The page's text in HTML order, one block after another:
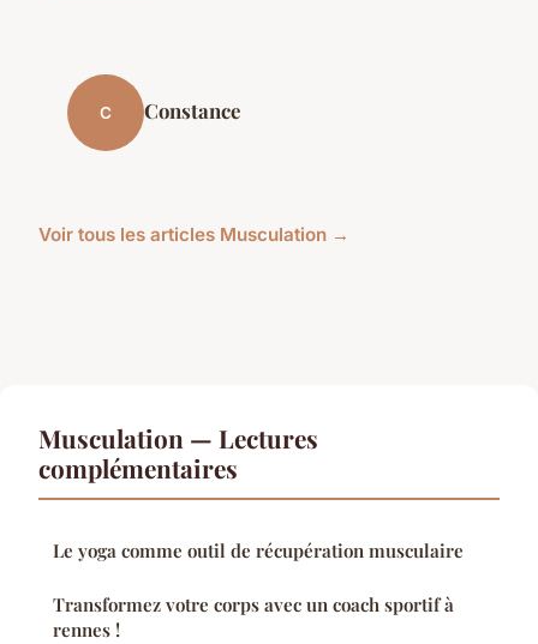
C Constance
Voir tous les articles Musculation →
Musculation — Lectures
complémentaires
Le yoga comme outil de récupération musculaire
Transformez votre corps avec un coach sportif à
rennes !